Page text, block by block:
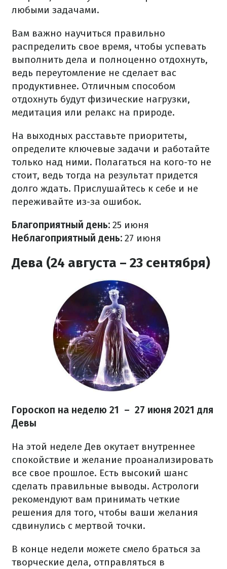
любыми задачами.
Вам важно научиться правильно
распределить свое время, чтобы успевать
выполнить дела и полноценно отдохнуть,
ведь переутомление не сделает вас
продуктивнее. Отличным способом
отдохнуть будут физические нагрузки,
медитация или релакс на природе.
На выходных расставьте приоритеты,
определите ключевые задачи и работайте
только над ними. Полагаться на кого-то не
стоит, ведь тогда на результат придется
долго ждать. Прислушайтесь к себе и не
переживайте из-за ошибок.
Благоприятный день: 25 июня
Неблагоприятный день: 27 июня
Дева (24 августа – 23 сентября)
Гороскоп на неделю 21 – 27 июня 2021 для
Девы
На этой неделе Дев окутает внутреннее
спокойствие и желание проанализировать
все свое прошлое. Есть высокий шанс
сделать правильные выводы. Астрологи
рекомендуют вам принимать четкие
решения для того, чтобы ваши желания
сдвинулись с мертвой точки.
В конце недели можете смело браться за
творческие дела, отправляться в